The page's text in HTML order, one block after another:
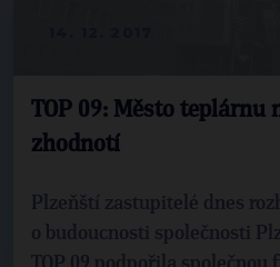
TOP 09: Město teplárnu
zhodnotí
Plzeňští zastupitelé dnes
o budoucnosti společnosti